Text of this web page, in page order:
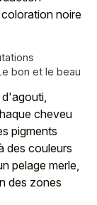
noire
bon et le beau
cheveu
pigments
des couleurs
pelage merle,
des zones